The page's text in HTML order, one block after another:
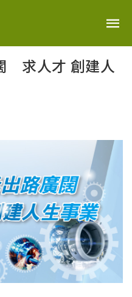
求人才 創建人